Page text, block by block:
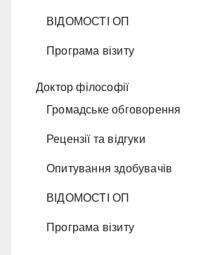
ВІДОМОСТІ ОП
Програма візиту
Доктор філософії
Громадське обговорення
Рецензії та відгуки
Опитування здобувачів
ВІДОМОСТІ ОП
Програма візиту